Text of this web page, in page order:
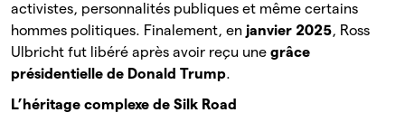
activistes, personnalités publiques et même certains
hommes politiques. Finalement, en janvier 2025, Ross
Ulbricht fut libéré après avoir reçu une grâce
présidentielle de Donald Trump.
L’héritage complexe de Silk Road